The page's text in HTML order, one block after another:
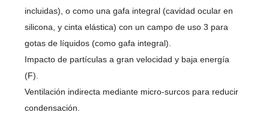
incluidas), o como una gafa integral (cavidad ocular en
silicona, y cinta elástica) con un campo de uso 3 para
gotas de líquidos (como gafa integral).
Impacto de partículas a gran velocidad y baja energía
(F).
Ventilación indirecta mediante micro-surcos para reducir
condensación.